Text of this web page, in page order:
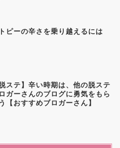
ピーの辛さを乗り越えるには
脱ステ】辛い時期は、他の脱ステ
ガーさんのブログに勇気をもら
【おすすめブロガーさん】